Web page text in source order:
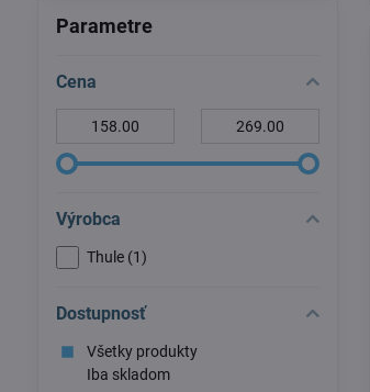
Parametre
Cena
Výrobca
Thule (1)
Dostupnosť
Všetky produkty
Iba skladom